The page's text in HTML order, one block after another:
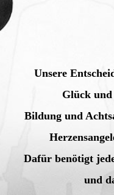
Unsere
Glück und
Bildung und
Dafür benötigt
und